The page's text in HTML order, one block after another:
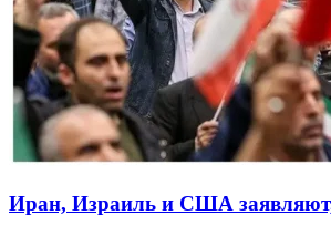
Иран, Израиль и США заявляют,